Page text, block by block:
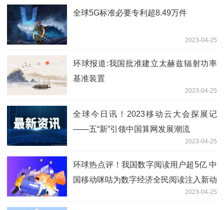
全球5G标准必要专利超8.49万件
2023-04-25
环球报道:我国批准建立太赫兹辐射功率
基准装置
2023-04-25
全球今日讯！2023移动云大会探展记
——五“新”引领中国算网发展潮流
2023-04-25
环球热点评！我国数字阅读用户超5亿 中
国移动咪咕为数字经济全民阅读注入新动
2023-04-25